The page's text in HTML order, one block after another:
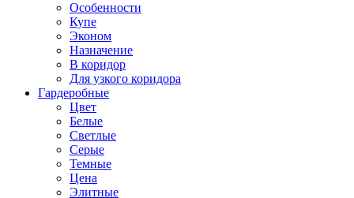
Особенности
Купе
Эконом
Назначение
В коридор
Для узкого коридора
Гардеробные
Цвет
Белые
Светлые
Серые
Темные
Цена
Элитные